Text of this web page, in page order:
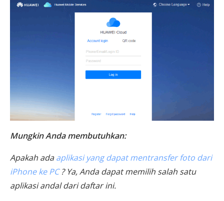
Mungkin Anda membutuhkan:
Apakah adaaplikasi yang dapat mentransfer foto dari
iPhone ke PC? Ya, Anda dapat memilih salah satu
aplikasi andal dari daftar ini.